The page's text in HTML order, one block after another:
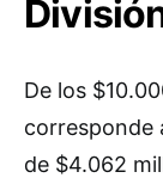
De los
corresponde
de $4.062